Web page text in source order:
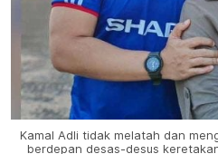
Kamal Adli tidak melatah dan
berdepan desas-desus